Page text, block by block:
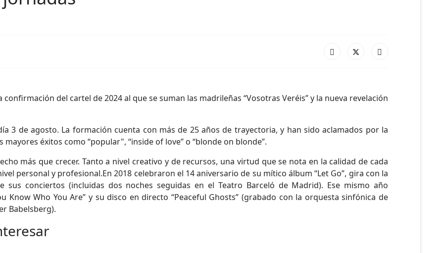
del cartel de 2024 al que se suman las madrileñas “Vosotras Veréis” y la nueva revelación
3 de agosto. La formación cuenta con más de 25 años de trayectoria, y han sido aclamados por la
éxitos como “popular", “inside of love” o “blonde on blonde”.
más que crecer. Tanto a nivel creativo y de recursos, una virtud que se nota en la calidad de cada
personal y profesional.En 2018 celebraron el 14 aniversario de su mítico álbum “Let Go”, gira con la
conciertos (incluidas dos noches seguidas en el Teatro Barceló de Madrid). Ese mismo año
Know Who You Are” y su disco en directo “Peaceful Ghosts” (grabado con la orquesta sinfónica de
Babelsberg).